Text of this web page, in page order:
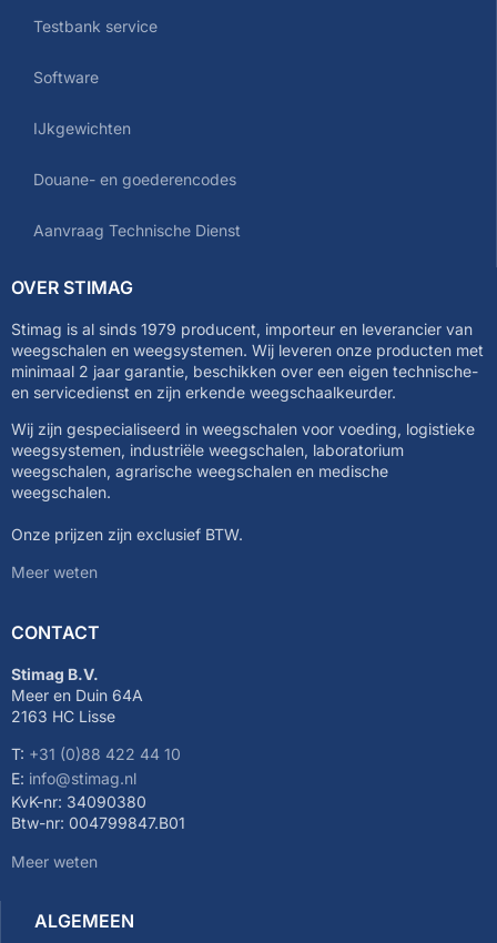
Testbank service
Software
IJkgewichten
Douane- en goederencodes
Aanvraag Technische Dienst
OVER STIMAG
Stimag is al sinds 1979 producent, importeur en leverancier van
weegschalen en weegsystemen. Wij leveren onze producten met
minimaal 2 jaar garantie, beschikken over een eigen technische-
en servicedienst en zijn erkende weegschaalkeurder.
Wij zijn gespecialiseerd in weegschalen voor voeding, logistieke
weegsystemen, industriële weegschalen, laboratorium
weegschalen, agrarische weegschalen en medische
weegschalen.
Onze prijzen zijn exclusief BTW.
Meer weten
CONTACT
Stimag B.V.
Meer en Duin 64A
2163 HC Lisse
T: +31 (0)88 422 44 10
E: info@stimag.nl
KvK-nr: 34090380
Btw-nr: 004799847.B01
Meer weten
ALGEMEEN